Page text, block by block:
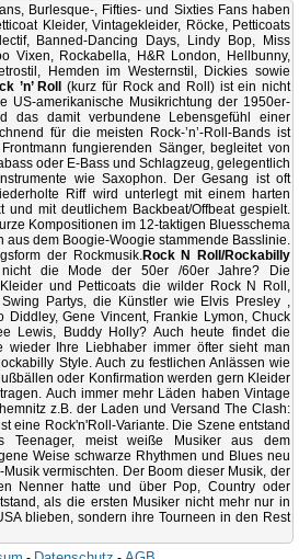
Burlesque-, Fifties- und Sixties Fans haben
Kleider, Vintagekleider, Röcke, Petticoats
Banned-Dancing Days, Lindy Bop, Miss
Vixen, Rockabella, H&R London, Hellbunny,
Hemden im Westernstil, Dickies sowie
’n’ Roll (kurz für Rock and Roll) ist ein nicht
US-amerikanische Musikrichtung der 1950er-
das damit verbundene Lebensgefühl einer
für die meisten Rock-’n’-Roll-Bands ist
fungierenden Sänger, begleitet von
oder E-Bass und Schlagzeug, gelegentlich
wie Saxophon. Der Gesang ist oft
Riff wird unterlegt mit einem harten
mit deutlichem Backbeat/Offbeat gespielt.
Kompositionen im 12-taktigen Bluesschema
aus dem Boogie-Woogie stammende Basslinie.
der Rockmusik. Rock N Roll/Rockabilly
die Mode der 50er /60er Jahre? Die
und Petticoats die wilder Rock N Roll,
Partys, die Künstler wie Elvis Presley ,
Diddley, Gene Vincent, Frankie Lymon, Chuck
Lewis, Buddy Holly? Auch heute findet die
wieder Ihre Liebhaber immer öfter sieht man
Style. Auch zu festlichen Anlässen wie
oder Konfirmation werden gern Kleider
Auch immer mehr Läden haben Vintage
z.B. der Laden und Versand The Clash:
eine Rock'n'Roll-Variante. Die Szene entstand
Teenager, meist weiße Musiker aus dem
Weise schwarze Rhythmen und Blues neu
vermischten. Der Boom dieser Musik, der
Nenner hatte und über Pop, Country oder
als die ersten Musiker nicht mehr nur in
blieben, sondern ihre Tourneen in den Rest